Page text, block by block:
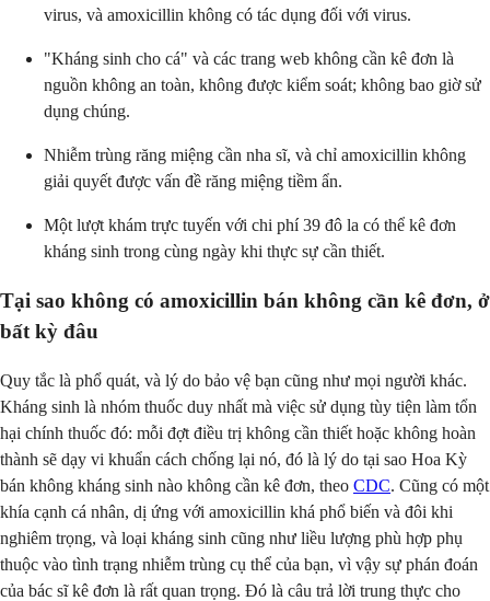
virus, và amoxicillin không có tác dụng đối với virus.
"Kháng sinh cho cá" và các trang web không cần kê đơn là
nguồn không an toàn, không được kiểm soát; không bao giờ sử
dụng chúng.
Nhiễm trùng răng miệng cần nha sĩ, và chỉ amoxicillin không
giải quyết được vấn đề răng miệng tiềm ẩn.
Một lượt khám trực tuyến với chi phí 39 đô la có thể kê đơn
kháng sinh trong cùng ngày khi thực sự cần thiết.
Tại sao không có amoxicillin bán không cần kê đơn, ở
bất kỳ đâu
Quy tắc là phổ quát, và lý do bảo vệ bạn cũng như mọi người khác.
Kháng sinh là nhóm thuốc duy nhất mà việc sử dụng tùy tiện làm tổn
hại chính thuốc đó: mỗi đợt điều trị không cần thiết hoặc không hoàn
thành sẽ dạy vi khuẩn cách chống lại nó, đó là lý do tại sao Hoa Kỳ
bán không kháng sinh nào không cần kê đơn, theo CDC. Cũng có một
khía cạnh cá nhân, dị ứng với amoxicillin khá phổ biến và đôi khi
nghiêm trọng, và loại kháng sinh cũng như liều lượng phù hợp phụ
thuộc vào tình trạng nhiễm trùng cụ thể của bạn, vì vậy sự phán đoán
của bác sĩ kê đơn là rất quan trọng. Đó là câu trả lời trung thực cho